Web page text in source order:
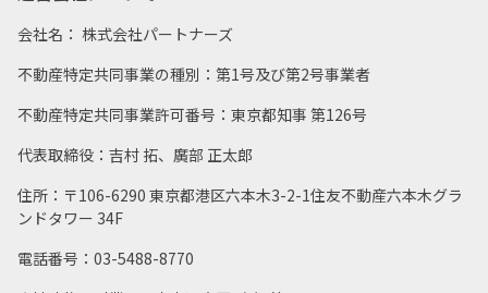
会社名： 株式会社パートナーズ
不動産特定共同事業の種別：第1号及び第2号事業者
不動産特定共同事業許可番号：東京都知事 第126号
代表取締役：吉村 拓、廣部 正太郎
住所：〒106-6290 東京都港区六本木3-2-1住友不動産六本木グラ
ンドタワー 34F
電話番号：03-5488-8770